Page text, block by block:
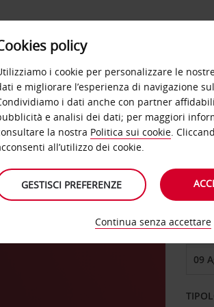
OFFERTE
DAL
policy
i cookie per personalizzare le
e migliorare l’esperienza di navigazione
i dati anche con partner
e analisi dei dati; per maggiori
la nostra Politica sui cookie.
all’utilizzo dei cookie.
GESTISCI PREFERENZE
Continua senza accettare